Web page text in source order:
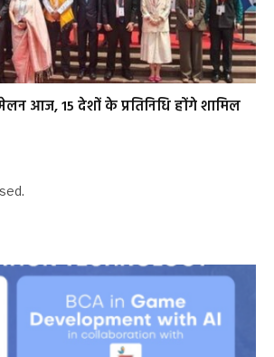
आज, 15 देशों के प्रतिनिधि होंगे शामिल